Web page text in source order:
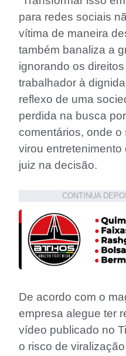
para redes sociais
vítima de maneira
também banaliza a
ignorando os
trabalhador à
reflexo de uma
perdida na busca
comentários, onde o
virou entretenimento
juiz na decisão.
CONTINUA
De acordo com o
empresa alegue ter
vídeo publicado no
o risco de